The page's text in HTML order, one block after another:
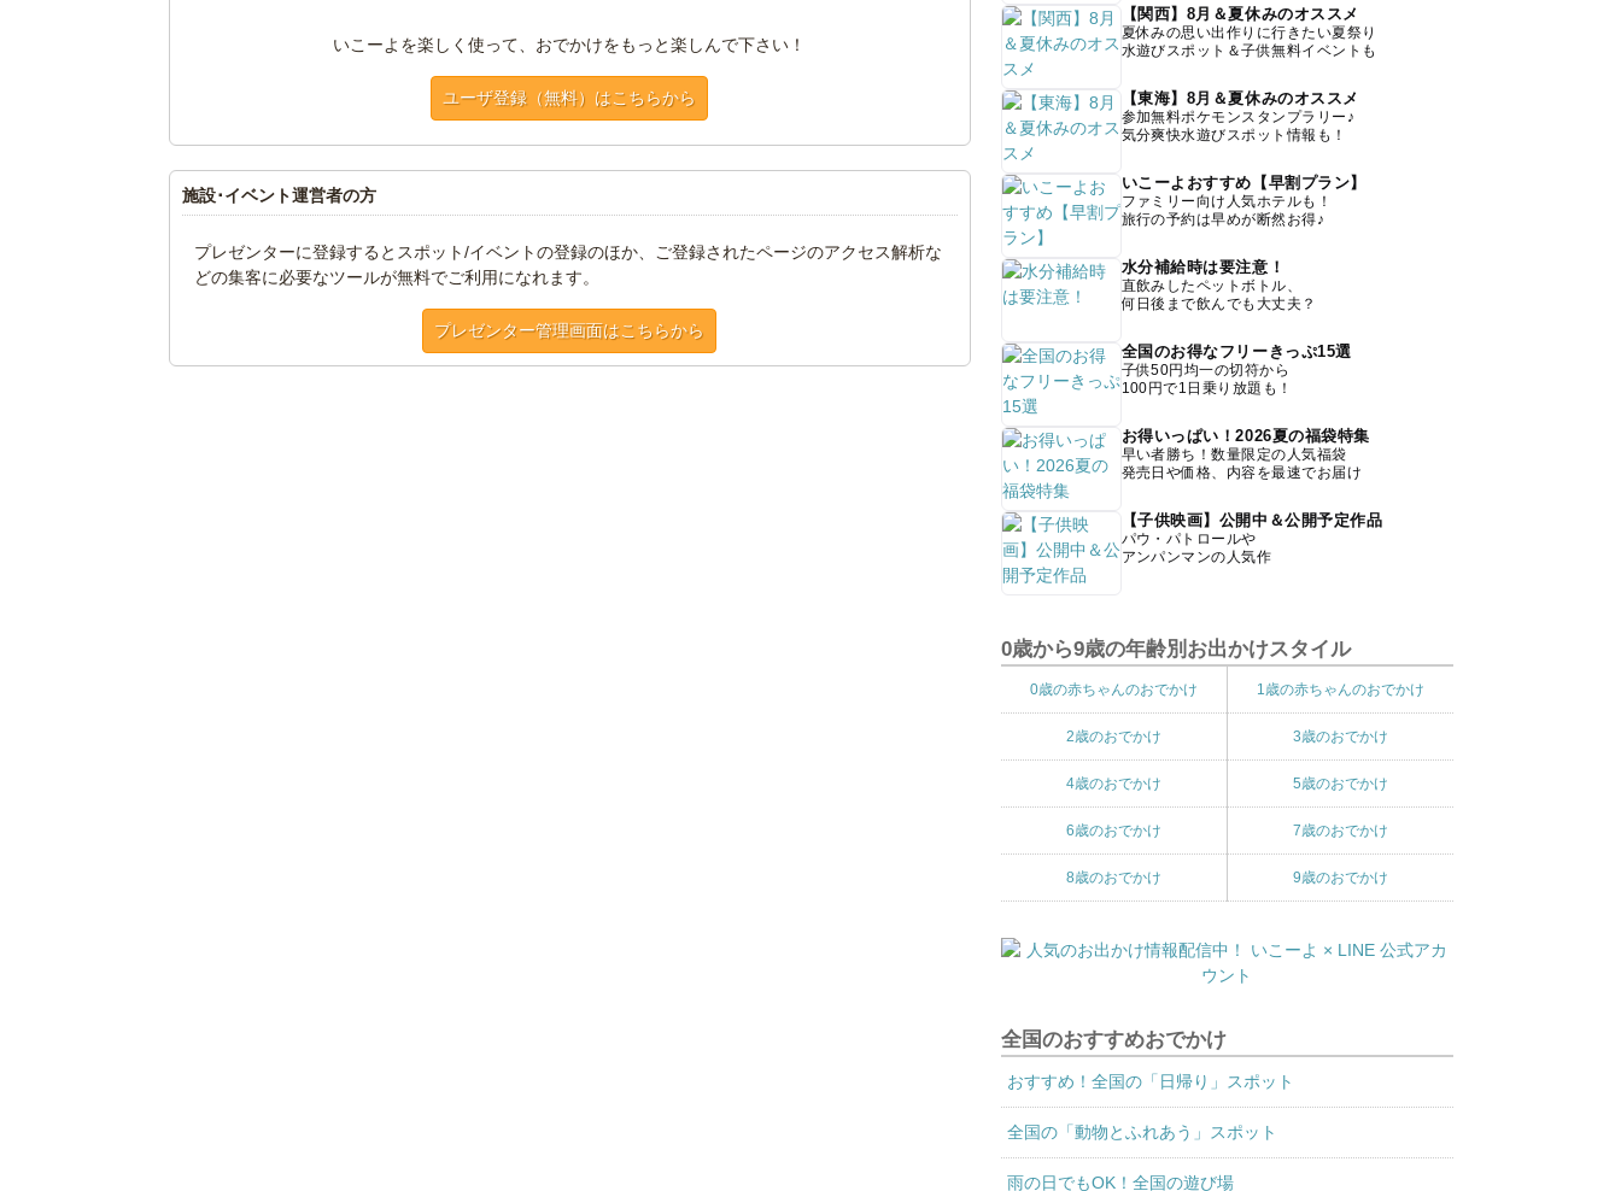
いこーよを楽しく使って、おでかけをもっと楽しんで下さい！
ユーザ登録（無料）はこちらから
施設･イベント運営者の方
プレゼンターに登録するとスポット/イベントの登録のほか、ご登録されたページのアクセス解析な
どの集客に必要なツールが無料でご利用になれます。
プレゼンター管理画面はこちらから
【関西】8月＆夏休みのオススメ
夏休みの思い出作りに行きたい夏祭り
水遊びスポット＆子供無料イベントも
【東海】8月＆夏休みのオススメ
参加無料ポケモンスタンプラリー♪
気分爽快水遊びスポット情報も！
いこーよおすすめ【早割プラン】
ファミリー向け人気ホテルも！
旅行の予約は早めが断然お得♪
水分補給時は要注意！
直飲みしたペットボトル、
何日後まで飲んでも大丈夫？
全国のお得なフリーきっぷ15選
子供50円均一の切符から
100円で1日乗り放題も！
お得いっぱい！2026夏の福袋特集
早い者勝ち！数量限定の人気福袋
発売日や価格、内容を最速でお届け
【子供映画】公開中＆公開予定作品
パウ・パトロールや
アンパンマンの人気作
0歳から9歳の年齢別お出かけスタイル
0歳の赤ちゃんのおでかけ 1歳の赤ちゃんのおでかけ
2歳のおでかけ 3歳のおでかけ
4歳のおでかけ 5歳のおでかけ
6歳のおでかけ 7歳のおでかけ
8歳のおでかけ 9歳のおでかけ
全国のおすすめおでかけ
おすすめ！全国の「日帰り」スポット
全国の「動物とふれあう」スポット
雨の日でもOK！全国の遊び場